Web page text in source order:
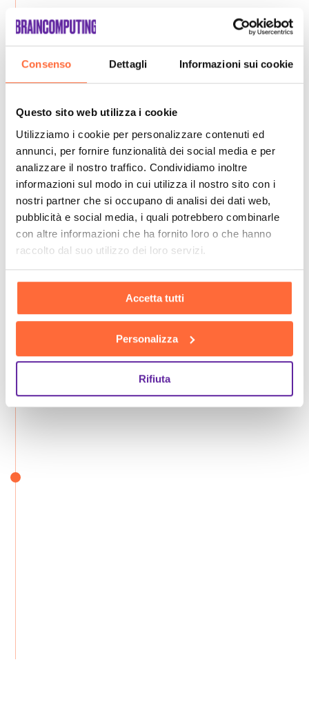
Consenso Dettagli Informazioni sui cookie
Questo sito web utilizza i cookie
Utilizziamo i cookie per personalizzare contenuti ed
annunci, per fornire funzionalità dei social media e per
analizzare il nostro traffico. Condividiamo inoltre
informazioni sul modo in cui utilizza il nostro sito con i
nostri partner che si occupano di analisi dei dati web,
pubblicità e social media, i quali potrebbero combinarle
con altre informazioni che ha fornito loro o che hanno
raccolto dal suo utilizzo dei loro servizi.
Accetta tutti
Personalizza
Rifiuta